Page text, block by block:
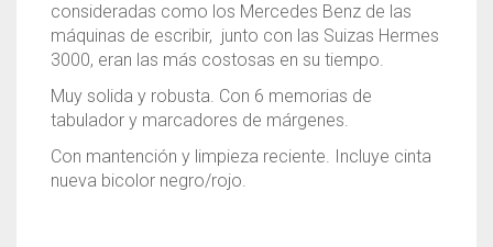
consideradas como los Mercedes Benz de las
máquinas de escribir, junto con las Suizas Hermes
3000, eran las más costosas en su tiempo.
Muy solida y robusta. Con 6 memorias de
tabulador y marcadores de márgenes.
Con mantención y limpieza reciente. Incluye cinta
nueva bicolor negro/rojo.